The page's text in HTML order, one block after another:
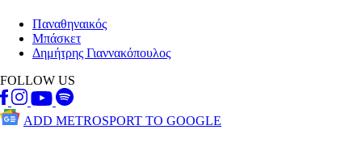
Παναθηναικός
Μπάσκετ
Δημήτρης Γιαννακόπουλος
FOLLOW US
ADD METROSPORT TO GOOGLE